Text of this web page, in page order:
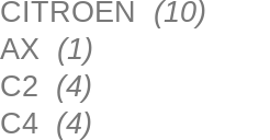
CITROEN (10)
AX (1)
C2 (4)
C4 (4)